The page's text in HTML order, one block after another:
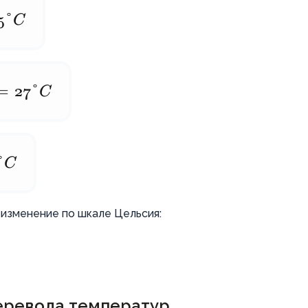
C
27° C
C
по шкале Цельсия: